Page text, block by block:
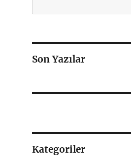
Son Yazılar
Kategoriler